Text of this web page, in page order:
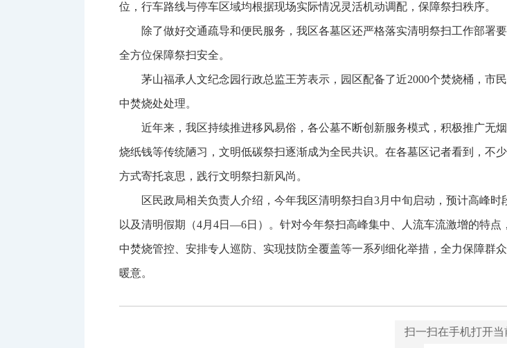
位，行车路线与停车区域均根据现场实际情况灵活机动调配，保障祭扫秩序。
除了做好交通疏导和便民服务，我区各墓区还严格落实清明祭扫工作部署
全方位保障祭扫安全。
茅山福承人文纪念园行政总监王芳表示，园区配备了近2000个焚烧桶，市
中焚烧处处理。
近年来，我区持续推进移风易俗，各公墓不断创新服务模式，积极推广无
烧纸钱等传统陋习，文明低碳祭扫逐渐成为全民共识。在各墓区记者看到，不
方式寄托哀思，践行文明祭扫新风尚。
区民政局相关负责人介绍，今年我区清明祭扫自3月中旬启动，预计高峰
以及清明假期（4月4日—6日）。针对今年祭扫高峰集中、人流车流激增的特
中焚烧管控、安排专人巡防、实现技防全覆盖等一系列细化举措，全力保障群
暖意。
扫一扫在手机打开当